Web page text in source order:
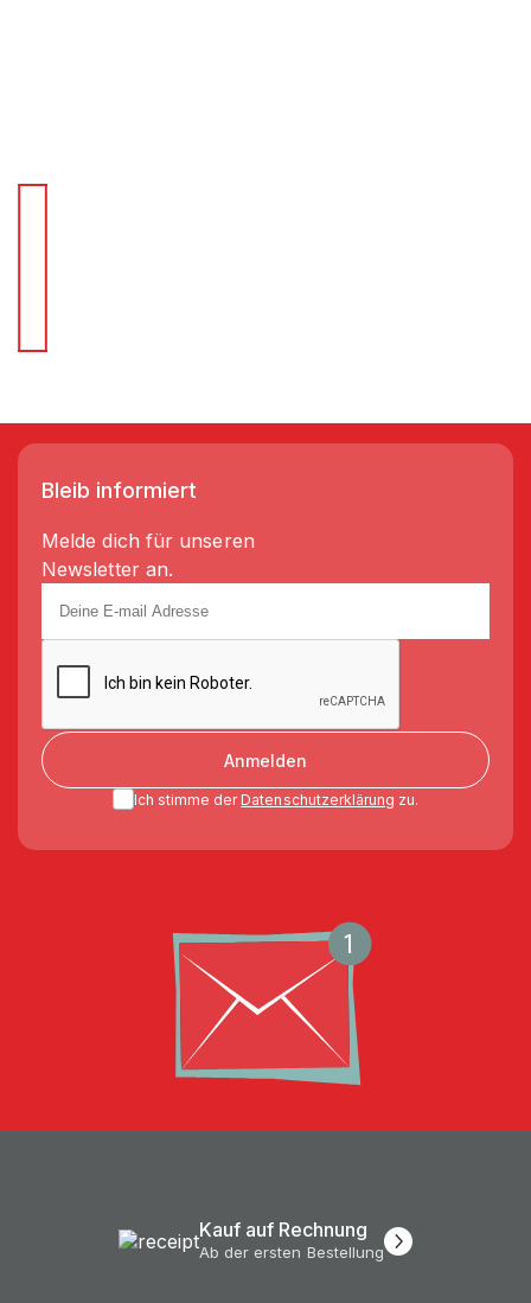
Bleib informiert
Melde dich für unseren
Newsletter an.
Anmelden
Ich stimme der Datenschutzerklärung zu.
Kauf auf Rechnung
Ab der ersten Bestellung